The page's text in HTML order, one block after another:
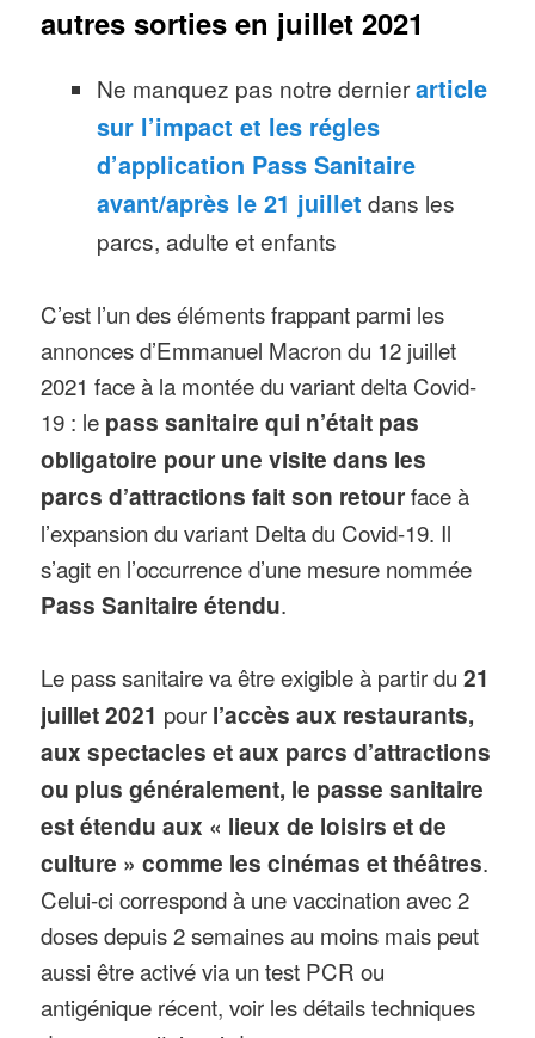
autres sorties en juillet 2021
Ne manquez pas notre dernierarticle
sur l’impact et les régles
d’application Pass Sanitaire
avant/après le 21 juillet dans les
parcs, adulte et enfants
C’est l’un des éléments frappant parmi les
annonces d’Emmanuel Macron du 12 juillet
2021 face à la montée du variant delta Covid-
19 : le pass sanitaire qui n’était pas
obligatoire pour une visite dans les
parcs d’attractions fait son retourface à
l’expansion du variant Delta du Covid-19. Il
s’agit en l’occurrence d’une mesure nommée
Pass Sanitaire étendu.
Le pass sanitaire va être exigible à partir du21
juillet 2021 pour l’accès aux restaurants,
aux spectacles et aux parcs d’attractions
ou plus généralement, le passe sanitaire
est étendu aux « lieux de loisirs et de
culture » comme les cinémas et théâtres.
Celui-ci correspond à une vaccination avec 2
doses depuis 2 semaines au moins mais peut
aussi être activé via un test PCR ou
antigénique récent, voir les détails techniques